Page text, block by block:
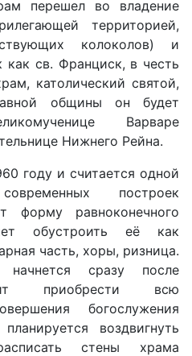
перешел во владение
территорией,
колоколов) и
св. Франциск, в честь
католический святой,
общины он будет
Варваре
Нижнего Рейна.
году и считается одной
построек
форму равноконечного
обустроить её как
часть, хоры, ризница.
начнется сразу после
приобрести всю
богослужения
воздвигнуть
стены храма